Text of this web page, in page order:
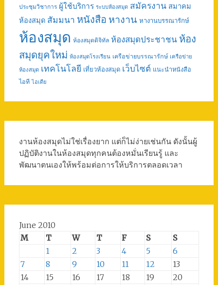
ประชุมวิชาการ ผู้ใช้บริการ ระบบห้องสมุด สมัครงาน สมาคม
ห้องสมุด สัมมนา หนังสือ หางาน หางานบรรณารักษ์
ห้องสมุด ห้องสมุดดิจิทัล ห้องสมุดประชาชน ห้อง
สมุดยุคใหม่ ห้องสมุดโรงเรียน เครือข่ายบรรณารักษ์ เครือข่าย
ห้องสมุด เทคโนโลยี เที่ยวห้องสมุด เว็บไซต์ แนะนำหนังสือ
ไอที ไอเดีย
งานห้องสมุดไม่ใช่เรื่องยาก แต่ก็ไม่ง่ายเช่นกัน ดังนั้นผู้
ปฏิบัติงานในห้องสมุดทุกคนต้องหมั่นเรียนรู้ และ
พัฒนาตนเองให้พร้อมต่อการให้บริการตลอดเวลา
June 2010
M
T W T F S
S
1
2 3 4 5
6
7
8 9 10 11 12
13
14
15 16 17 18 19
20